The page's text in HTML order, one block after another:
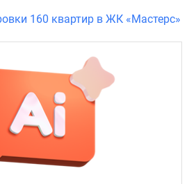
160 квартир в ЖК «Мастерс»